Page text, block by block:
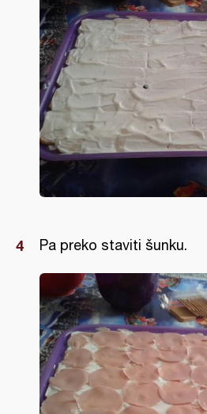
Pa preko staviti šunku.